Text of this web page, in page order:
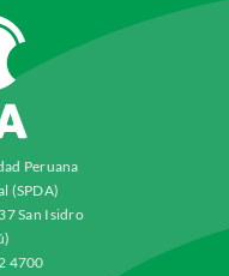
Peruana
(SPDA)
San Isidro
4700